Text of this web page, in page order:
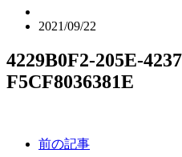
2021/09/22
4229B0F2-205E-
F5CF8036381E
前の記事